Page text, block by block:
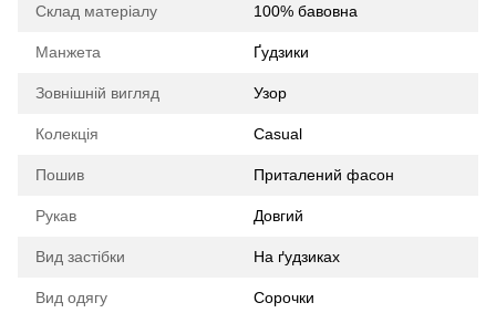
Склад матеріалу 100% бавовна
Манжета Ґудзики
Зовнішній вигляд Узор
Колекція Casual
Пошив Приталений фасон
Рукав Довгий
Вид застібки На ґудзиках
Вид одягу Сорочки